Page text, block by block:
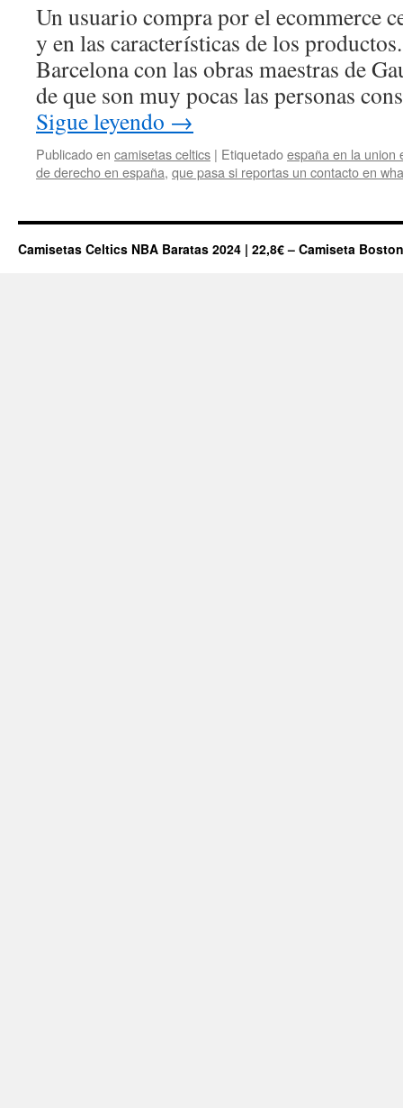
Un usuario compra por el ecommerce
y en las características de los
Barcelona con las obras maestras de
de que son muy pocas las personas
Sigue leyendo →
Publicado en camisetas celtics | Etiquetadoespaña en la union
de derecho en españa, que pasa si reportas un contacto en
Camisetas Celtics NBA Baratas 2024 | 22,8€ – Camiseta